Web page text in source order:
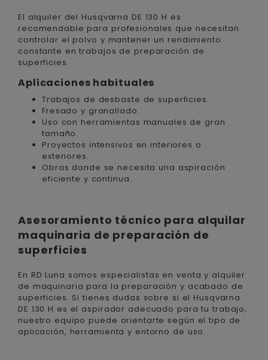
El alquiler del Husqvarna DE 130 H es
recomendable para profesionales que necesitan
controlar el polvo y mantener un rendimiento
constante en trabajos de preparación de
superficies.
Aplicaciones habituales
Trabajos de desbaste de superficies.
Fresado y granallado.
Uso con herramientas manuales de gran
tamaño.
Proyectos intensivos en interiores o
exteriores.
Obras donde se necesita una aspiración
eficiente y continua.
Asesoramiento técnico para alquilar
maquinaria de preparación de
superficies
En RD Luna somos especialistas en venta y alquiler
de maquinaria para la preparación y acabado de
superficies. Si tienes dudas sobre si el Husqvarna
DE 130 H es el aspirador adecuado para tu trabajo,
nuestro equipo puede orientarte según el tipo de
aplicación, herramienta y entorno de uso.